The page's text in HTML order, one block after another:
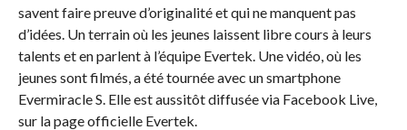
savent faire preuve d’originalité et qui ne manquent pas
d’idées. Un terrain où les jeunes laissent libre cours à leurs
talents et en parlent à l’équipe Evertek. Une vidéo, où les
jeunes sont filmés, a été tournée avec un smartphone
Evermiracle S. Elle est aussitôt diffusée via Facebook Live,
sur la page officielle Evertek.